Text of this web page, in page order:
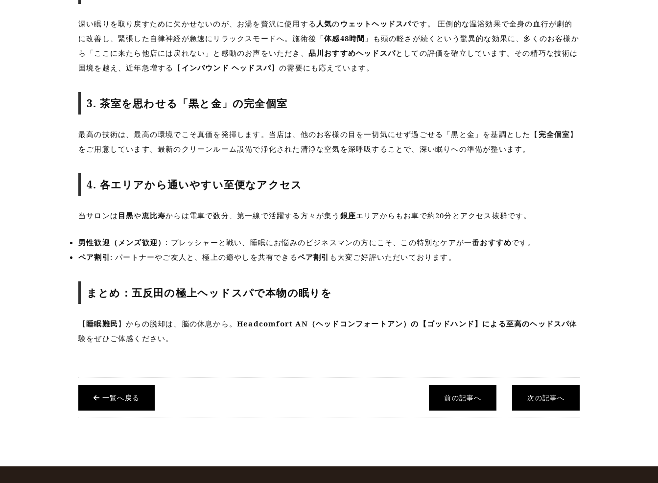
深い眠りを取り戻すために欠かせないのが、お湯を贅沢に使用する 人気のウェットヘッドスパです。 圧倒的な温浴効果で全身の血行が劇的
に改善し、緊張した自律神経が急速にリラックスモードへ。施術後「体感48時間 」も頭の軽さが続くという驚異的な効果に、多くのお客様か
ら「ここに来たら他店には戻れない」と感動のお声をいただき、 品川おすすめヘッドスパとしての評価を確立しています。その精巧な技術は
国境を越え、近年急増する【 インバウンド ヘッドスパ】の需要にも応えています。
3. 茶室を思わせる「黒と金」の完全個室
最高の技術は、最高の環境でこそ真価を発揮します。当店は、他のお客様の目を一切気にせず過ごせる「黒と金」を基調とした【 完全個室】
をご用意しています。最新のクリーンルーム設備で浄化された清浄な空気を深呼吸することで、深い眠りへの準備が整います。
4. 各エリアから通いやすい至便なアクセス
当サロンは 目黒や恵比寿からは電車で数分、第一線で活躍する方々が集う 銀座エリアからもお車で約20分とアクセス抜群です。
男性歓迎（メンズ歓迎） : プレッシャーと戦い、睡眠にお悩みのビジネスマンの方にこそ、この特別なケアが一番おすすめです。
ペア割引 : パートナーやご友人と、極上の癒やしを共有できるペア割引 も大変ご好評いただいております。
まとめ：五反田の極上ヘッドスパで本物の眠りを
【睡眠難民】からの脱却は、脳の休息から。Headcomfort AN（ヘッドコンフォートアン）の【ゴッドハンド】による至高のヘッドスパ体
験をぜひご体感ください。
前の記事へ 次の記事へ
一覧へ戻る